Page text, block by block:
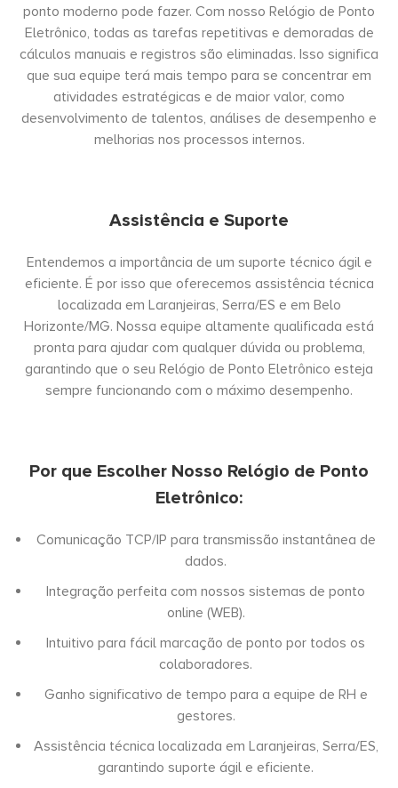
ponto moderno pode fazer. Com nosso Relógio de Ponto
Eletrônico, todas as tarefas repetitivas e demoradas de
cálculos manuais e registros são eliminadas. Isso significa
que sua equipe terá mais tempo para se concentrar em
atividades estratégicas e de maior valor, como
desenvolvimento de talentos, análises de desempenho e
melhorias nos processos internos.
Assistência e Suporte
Entendemos a importância de um suporte técnico ágil e
eficiente. É por isso que oferecemos assistência técnica
localizada em Laranjeiras, Serra/ES e em Belo
Horizonte/MG. Nossa equipe altamente qualificada está
pronta para ajudar com qualquer dúvida ou problema,
garantindo que o seu Relógio de Ponto Eletrônico esteja
sempre funcionando com o máximo desempenho.
Por que Escolher Nosso Relógio de Ponto
Eletrônico:
Comunicação TCP/IP para transmissão instantânea de
dados.
Integração perfeita com nossos sistemas de ponto
online (WEB).
Intuitivo para fácil marcação de ponto por todos os
colaboradores.
Ganho significativo de tempo para a equipe de RH e
gestores.
Assistência técnica localizada em Laranjeiras, Serra/ES,
garantindo suporte ágil e eficiente.